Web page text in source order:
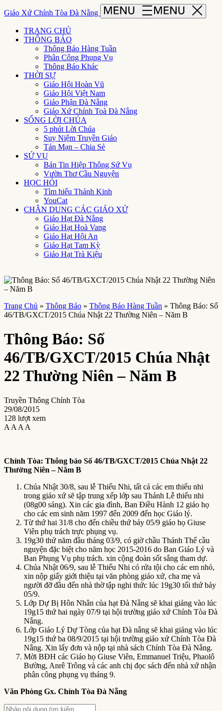
Giáo Xứ Chính Tòa Đà Nẵng
TRANG CHỦ
THÔNG BÁO
Thông Báo Hàng Tuần
Phân Công Phụng Vụ
Thông Báo Khác
THỜI SỰ
Giáo Hội Hoàn Vũ
Giáo Hội Việt Nam
Giáo Phận Đà Nẵng
Giáo Xứ Chính Toà Đà Nẵng
SỐNG LỜI CHÚA
5 phút Lời Chúa
Suy Niệm Truyền Giáo
Tản Mạn – Chia Sẻ
SỨ VỤ
Bản Tin Hiệp Thông Sứ Vụ
Vườn Thơ Cầu Nguyện
HỌC HỎI
Tìm hiểu Thánh Kinh
YouCat
CHÂN DUNG CÁC GIÁO XỨ
Giáo Hạt Đà Nẵng
Giáo Hạt Hoà Vang
Giáo Hạt Hội An
Giáo Hạt Tam Kỳ
Giáo Hạt Trà Kiệu
Trang Chủ » Thông Báo » Thông Báo Hàng Tuần » Thông Báo: Số
46/TB/GXCT/2015 Chúa Nhật 22 Thường Niên – Năm B
Thông Báo: Số
46/TB/GXCT/2015 Chúa Nhật
22 Thường Niên – Năm B
Truyền Thông Chính Tòa
29/08/2015
128 lượt xem
A A A A
Chính Tòa: Thông báo Số 46/TB/GXCT/2015 Chúa Nhật 22
Thường Niên – Năm B
Chúa Nhật 30/8, sau lễ Thiếu Nhi, tất cả các em thiếu nhi
trong giáo xứ sẽ tập trung xếp lớp sau Thánh Lễ thiếu nhi
(08g00 sáng). Xin các gia đình, Ban Điều Hành 12 giáo họ
cho các em sinh năm 1997 đến 2009 đến học Giáo lý.
Từ thứ hai 31/8 cho đến chiều thứ bảy 05/9 giáo họ Giuse
Viên phụ trách trực phụng vụ.
19g30 thứ năm đầu tháng 03/9, có giờ chầu Thánh Thể cầu
nguyện đặc biệt cho năm học 2015-2016 do Ban Giáo Lý và
Ban Phụng Vụ phụ trách. xin cộng đoàn sốt sắng tham dự.
Chúa Nhật 06/9, sau lễ Thiếu Nhi có rửa tội cho các em nhỏ,
xin nộp giấy giới thiệu tại văn phòng giáo xứ, cha mẹ và
người đỡ đầu đến nhà thờ tập nghi thức lúc 19g30 tối thứ bảy
05/9.
Lớp Dự Bị Hôn Nhân của hạt Đà Nẵng sẽ khai giảng vào lúc
19g15 thứ hai ngày 07/9 tại hội trường giáo xứ Chính Tòa Đà
Nẵng.
Lớp Giáo Lý Dự Tòng của hạt Đà nẵng sẽ khai giảng vào lúc
19g15 thứ ba 08/9/2015 tại hội trường giáo xứ Chính Tòa Đà
Nẵng. Xin lấy đơn và nộp tại nhà sách Chính Tòa Đà Nẵng.
Mời BĐH các Giáo họ Giuse Viên, Emmanuel Triệu, Phaolô
Bường, Anrê Trông và các anh chị đọc sách đến nhà xứ nhận
phân công phụng vụ tháng 9.
Văn Phòng Gx. Chính Tòa Đà Nẵng